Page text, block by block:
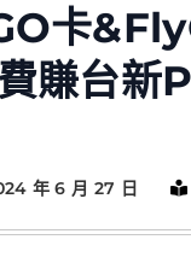
卡
賺台新
年 6 月 27 日